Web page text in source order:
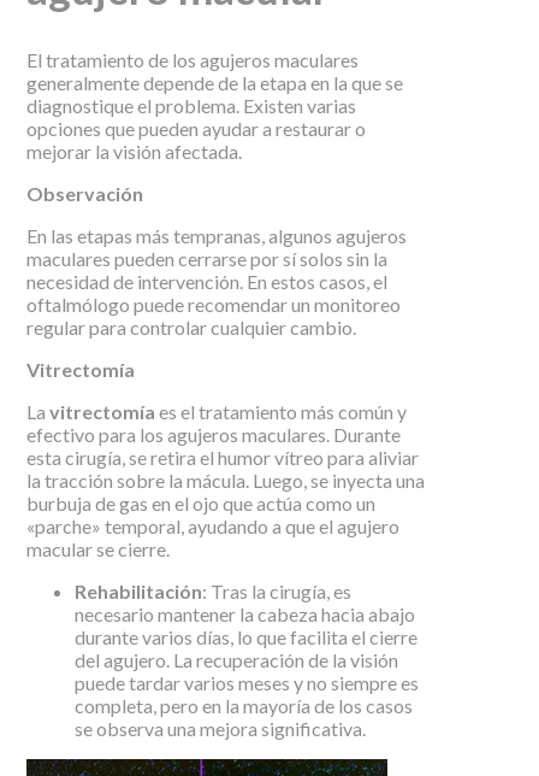
El tratamiento de los agujeros maculares
generalmente depende de la etapa en la que se
diagnostique el problema. Existen varias
opciones que pueden ayudar a restaurar o
mejorar la visión afectada.
Observación
En las etapas más tempranas, algunos agujeros
maculares pueden cerrarse por sí solos sin la
necesidad de intervención. En estos casos, el
oftalmólogo puede recomendar un monitoreo
regular para controlar cualquier cambio.
Vitrectomía
La vitrectomía es el tratamiento más común y
efectivo para los agujeros maculares. Durante
esta cirugía, se retira el humor vítreo para aliviar
la tracción sobre la mácula. Luego, se inyecta una
burbuja de gas en el ojo que actúa como un
«parche» temporal, ayudando a que el agujero
macular se cierre.
Rehabilitación: Tras la cirugía, es
necesario mantener la cabeza hacia abajo
durante varios días, lo que facilita el cierre
del agujero. La recuperación de la visión
puede tardar varios meses y no siempre es
completa, pero en la mayoría de los casos
se observa una mejora significativa.